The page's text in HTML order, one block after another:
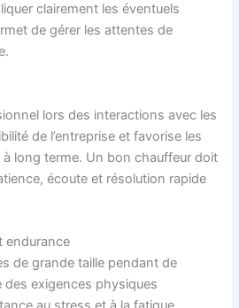
clairement les éventuels
de gérer les attentes de
lors des interactions avec les
de l’entreprise et favorise les
long terme. Un bon chauffeur doit
écoute et résolution rapide
endurance
de grande taille pendant de
des exigences physiques